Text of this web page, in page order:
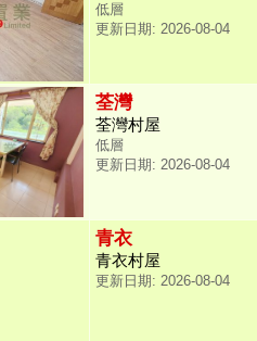
低層
更新日期: 2026-08-04
荃灣
荃灣村屋
低層
更新日期: 2026-08-04
青衣
青衣村屋
更新日期: 2026-08-04